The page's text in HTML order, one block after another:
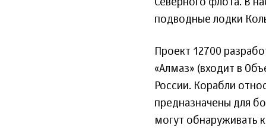
подводные лодки
Проект 12700
«Алмаз» (входит в
России. Корабли
предназначены для
могут обнаруживать